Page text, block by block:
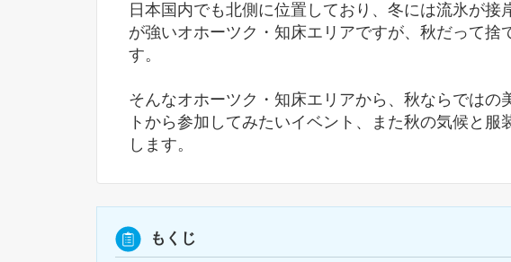
日本国内でも北側に位置しており、冬には流氷が接
が強いオホーツク・知床エリアですが、秋だって捨
す。
そんなオホーツク・知床エリアから、秋ならではの
トから参加してみたいイベント、また秋の気候と服
します。
もくじ